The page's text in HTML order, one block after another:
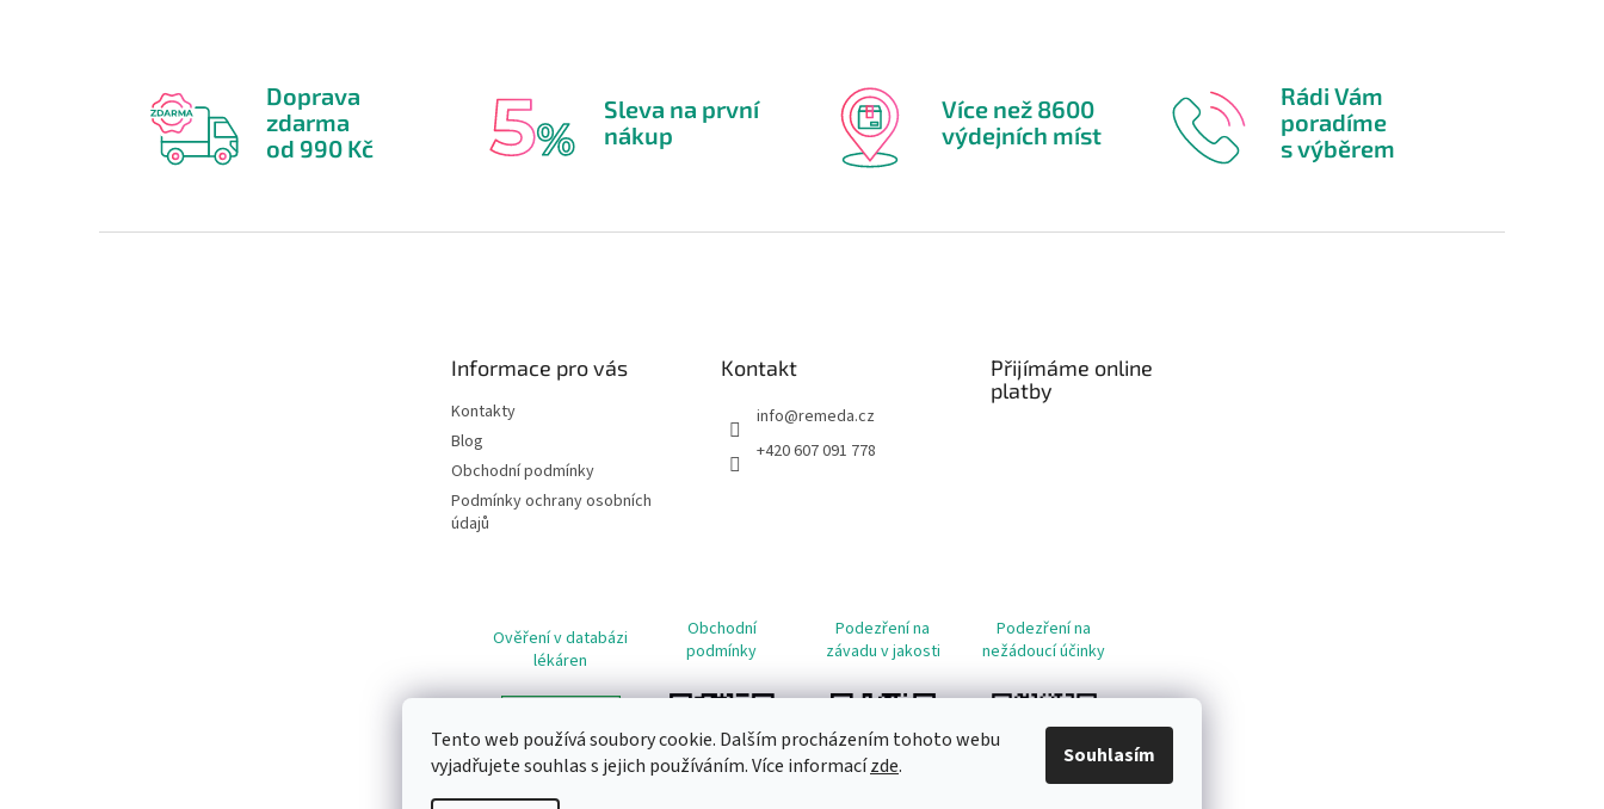
Tento web používá soubory cookie. Dalším procházením tohoto webu
vyjadřujete souhlas s jejich používáním. Více informacízde. Souhlasím
Doprava
zdarma
od 990 Kč
Sleva na první
nákup
Více než 8600
výdejních míst
Rádi Vám
poradíme
s výběrem
Informace pro vás
Kontakty
Blog
Obchodní podmínky
Podmínky ochrany osobních
údajů
Kontakt
info@remeda.cz
+420 607 091 778
Přijímáme online
platby
Ověření v databázi
lékáren
Obchodní
podmínky
Podezření na
závadu v jakosti
Podezření na
nežádoucí účinky